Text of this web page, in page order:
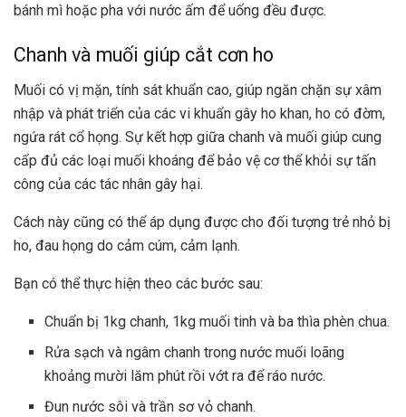
bánh mì hoặc pha với nước ấm để uống đều được.
Chanh và muối giúp cắt cơn ho
Muối có vị mặn, tính sát khuẩn cao, giúp ngăn chặn sự xâm
nhập và phát triển của các vi khuẩn gây ho khan, ho có đờm,
ngứa rát cổ họng. Sự kết hợp giữa chanh và muối giúp cung
cấp đủ các loại muối khoáng để bảo vệ cơ thể khỏi sự tấn
công của các tác nhân gây hại.
Cách này cũng có thể áp dụng được cho đối tượng trẻ nhỏ bị
ho, đau họng do cảm cúm, cảm lạnh.
Bạn có thể thực hiện theo các bước sau:
Chuẩn bị 1kg chanh, 1kg muối tinh và ba thìa phèn chua.
Rửa sạch và ngâm chanh trong nước muối loãng
khoảng mười lăm phút rồi vớt ra để ráo nước.
Đun nước sôi và trần sơ vỏ chanh.